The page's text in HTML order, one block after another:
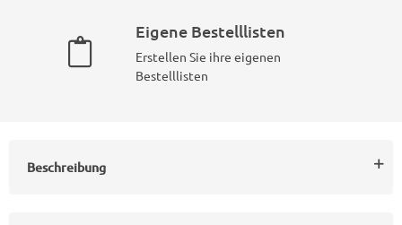
Eigene Bestelllisten
Erstellen Sie ihre eigenen
Bestelllisten
Beschreibung